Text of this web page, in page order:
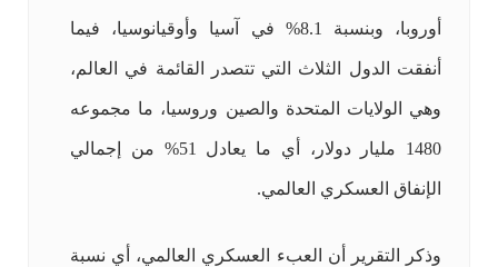
أوروبا، وبنسبة 8.1% في آسيا وأوقيانوسيا، فيما
أنفقت الدول الثلاث التي تتصدر القائمة في العالم،
وهي الولايات المتحدة والصين وروسيا، ما مجموعه
1480 مليار دولار، أي ما يعادل 51% من إجمالي
الإنفاق العسكري العالمي.
وذكر التقرير أن العبء العسكري العالمي، أي نسبة